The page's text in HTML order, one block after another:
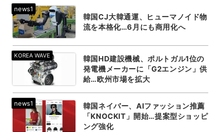
韓国CJ大韓通運、ヒューマノイド物
流を本格化…6月にも商用化へ
韓国HD建設機械、ポルトガル1位の
発電機メーカーに「G2エンジン」供
給…欧州市場を拡大
韓国ネイバー、AIファッション推薦
「KNOCKIT」開始…提案型ショッピ
ング強化